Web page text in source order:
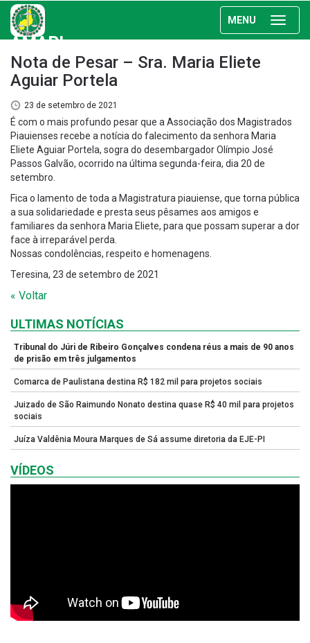
MENU
AMAPI
Nota de Pesar – Sra. Maria Eliete
Aguiar Portela
23 de setembro de 2021
É com o mais profundo pesar que a Associação dos Magistrados
Piauienses recebe a notícia do falecimento da senhora Maria
Eliete Aguiar Portela, sogra do desembargador Olímpio José
Passos Galvão, ocorrido na última segunda-feira, dia 20 de
setembro.
Fica o lamento de toda a Magistratura piauiense, que torna pública
a sua solidariedade e presta seus pêsames aos amigos e
familiares da senhora Maria Eliete, para que possam superar a dor
face à irreparável perda.
Nossas condolências, respeito e homenagens.
Teresina, 23 de setembro de 2021
« Voltar
ULTIMAS NOTÍCIAS
Tribunal do Júri de Ribeiro Gonçalves condena réus a mais de 90 anos
de prisão em três julgamentos
Comarca de Paulistana destina R$ 182 mil para projetos sociais
Juizado de São Raimundo Nonato destina quase R$ 40 mil para projetos
sociais
Juíza Valdênia Moura Marques de Sá assume diretoria da EJE-PI
VÍDEOS